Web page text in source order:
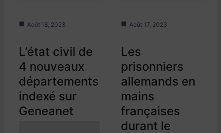
Août 18, 2023
L’état civil de
4 nouveaux
départements
indexé sur
Geneanet
Août 17, 2023
Les
prisonniers
allemands en
mains
françaises
durant le